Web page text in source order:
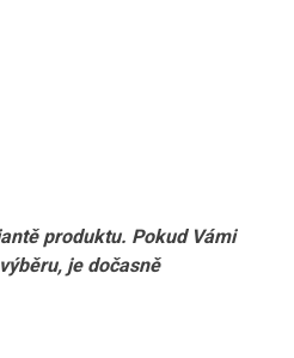
produktu. Pokud Vámi
je dočasně